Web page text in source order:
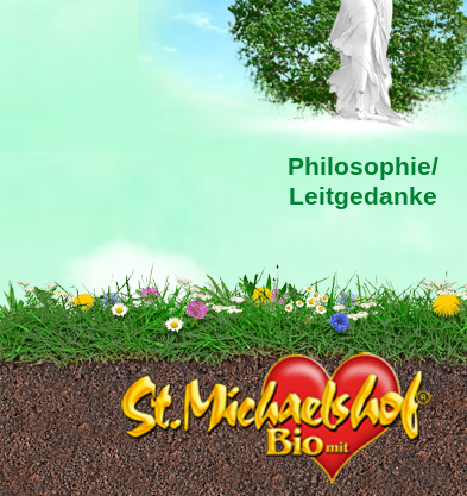
Philosophie/
Leitgedanke